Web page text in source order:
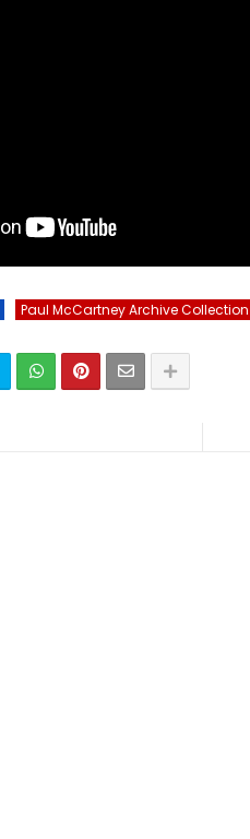
Paul McCartney Archive Collection